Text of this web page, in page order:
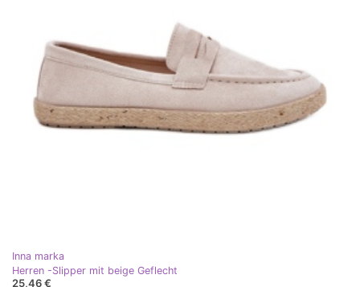
Inna marka
Herren -Slipper mit beige Geflecht
25,46 €